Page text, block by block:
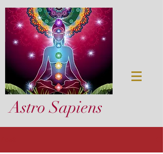
Astro Sapiens